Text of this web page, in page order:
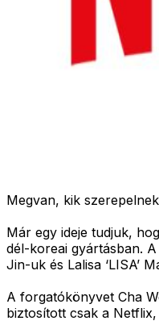
Megvan, kik
Már egy ideje tudjuk,
dél-koreai gyártásban.
Jin-uk és Lalisa ‘LISA’
A forgatókönyvet Cha
biztosított csak a